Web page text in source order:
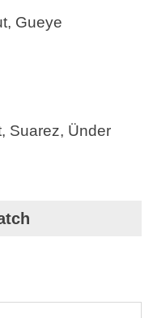
Gueye
Suarez, Ünder